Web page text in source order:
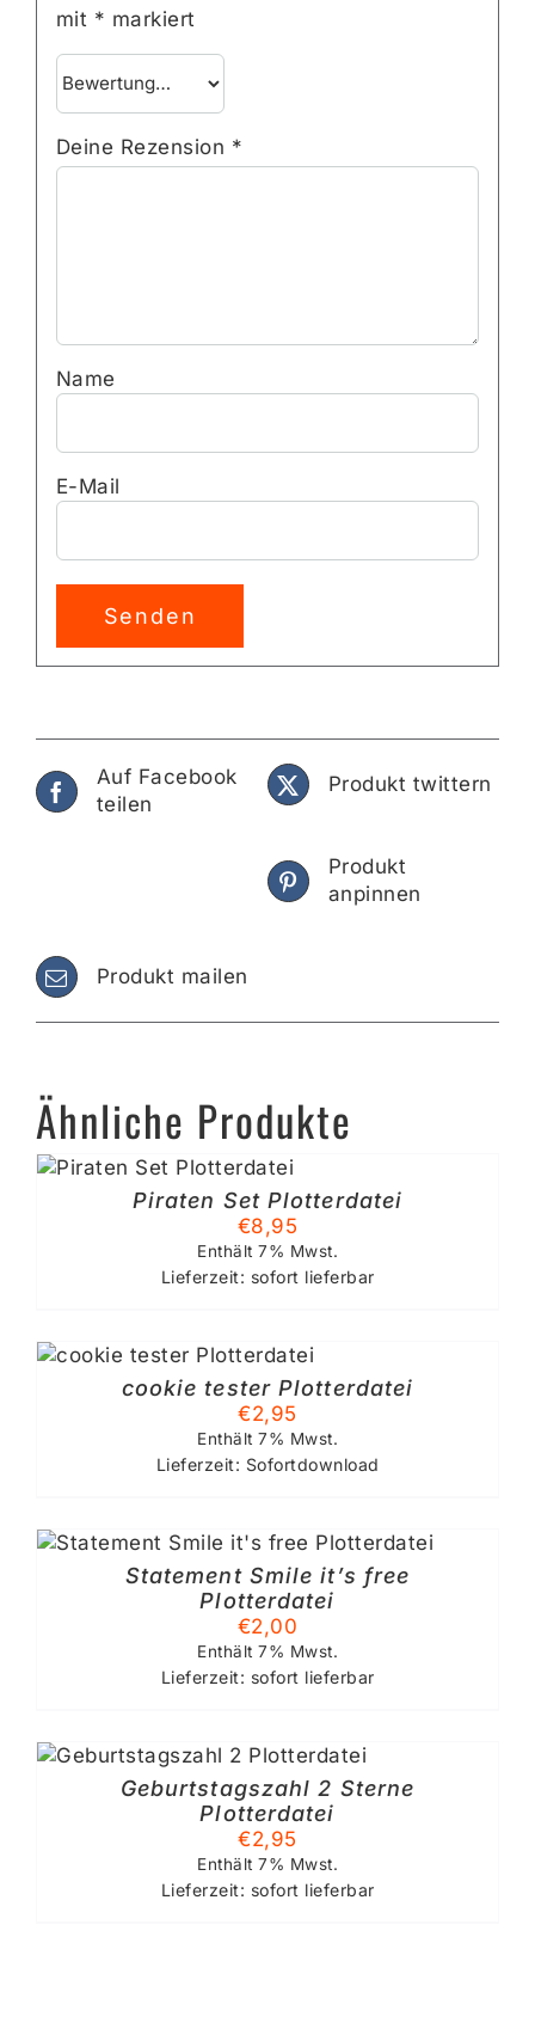
mit * markiert
Deine Rezension *
Name
E-Mail
Alternative:
Auf Facebook
teilen
Produkt twittern
Produkt
anpinnen
Produkt mailen
Ähnliche Produkte
Piraten Set Plotterdatei
€8,95
Enthält 7% Mwst.
Lieferzeit: sofort lieferbar
cookie tester Plotterdatei
€2,95
Enthält 7% Mwst.
Lieferzeit: Sofortdownload
Statement Smile it’s free
Plotterdatei
€2,00
Enthält 7% Mwst.
Lieferzeit: sofort lieferbar
Geburtstagszahl 2 Sterne
Plotterdatei
€2,95
Enthält 7% Mwst.
Lieferzeit: sofort lieferbar